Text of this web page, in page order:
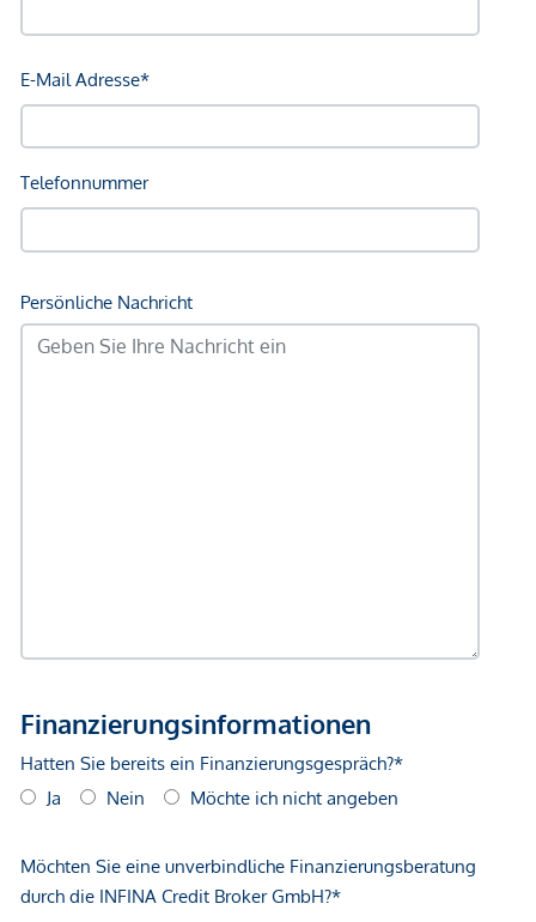
*Der Vertrag kommt nicht mit der INFINA Credit Broker
Immobilienunternehmen angeboten. Allfällige aus dem
Vertragsabschluss resultierende Rechte sind ausschließlich
gegenüber dem anbietenden Immobilienunternehmen
unverbindliche Vorabinformationen sind und daher ohne
Gewähr erfolgen. Der Vermittler ist als Doppelmakler tätig.